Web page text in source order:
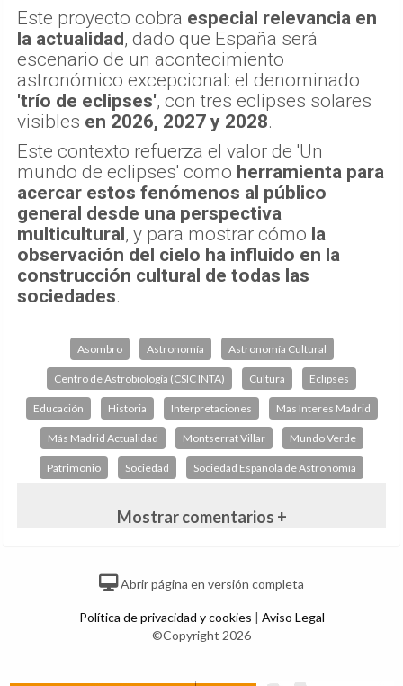
Este proyecto cobra especial relevancia en
la actualidad, dado que España será
escenario de un acontecimiento
astronómico excepcional: el denominado
'trío de eclipses', con tres eclipses solares
visibles en 2026, 2027 y 2028.
Este contexto refuerza el valor de 'Un
mundo de eclipses' como herramienta para
acercar estos fenómenos al público
general desde una perspectiva
multicultural, y para mostrar cómo la
observación del cielo ha influido en la
construcción cultural de todas las
sociedades.
Asombro Astronomía Astronomía Cultural
Centro de Astrobiología (CSIC INTA) Cultura Eclipses
Educación Historia Interpretaciones Mas Interes Madrid
Más Madrid Actualidad Montserrat Villar Mundo Verde
Patrimonio Sociedad Sociedad Española de Astronomía
Mostrar comentarios +
Abrir página en versión completa
Política de privacidad y cookies | Aviso Legal
©Copyright 2026